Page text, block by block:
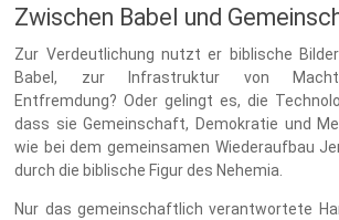
Zwischen Babel und
Zur Verdeutlichung nutzt er biblische
Babel, zur Infrastruktur von
Entfremdung? Oder gelingt es, die
dass sie Gemeinschaft, Demokratie und
wie bei dem gemeinsamen Wiederaufbau
durch die biblische Figur des Nehemia.
Nur das gemeinschaftlich verantwortete